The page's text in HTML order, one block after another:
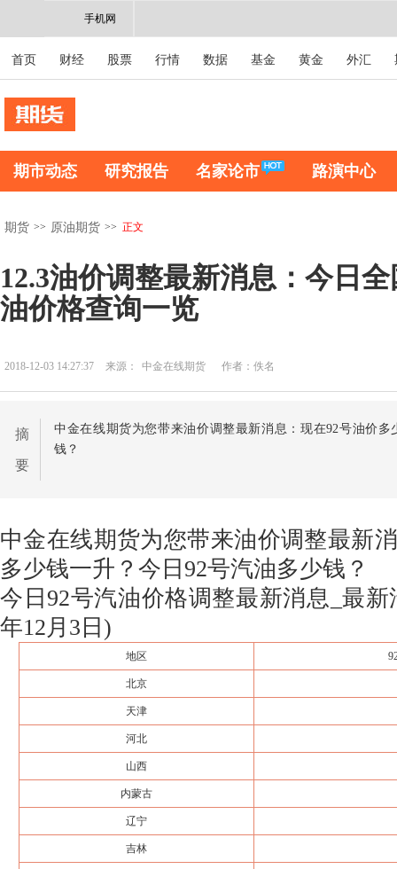
手机网
首页 财经 股票 行情 数据 基金 黄金 外汇
期市动态 研究报告 名家论市 路演中心
期货 >> 原油期货 >> 正文
12.3油价调整最新消息：今日
油价格查询一览
2018-12-03 14:27:37 来源： 中金在线期货 作者：佚名
摘
要
中金在线期货为您带来油价调整最新消息：现在92号油价多
钱？
中金在线期货为您带来油价调整最新
多少钱一升？今日92号汽油多少钱？
今日92号汽油价格调整最新消息_最新
年12月3日)
地区
北京
天津
河北
山西
内蒙古
辽宁
吉林